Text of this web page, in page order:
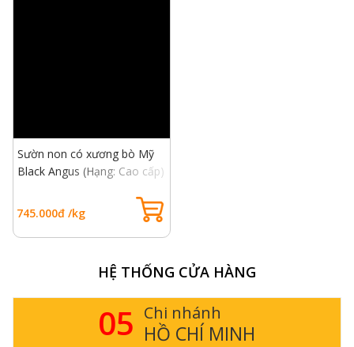
Sườn non có xương bò Mỹ
Black Angus (Hạng: Cao cấp)
745.000đ /kg
HỆ THỐNG CỬA HÀNG
05 Chi nhánh
HỒ CHÍ MINH